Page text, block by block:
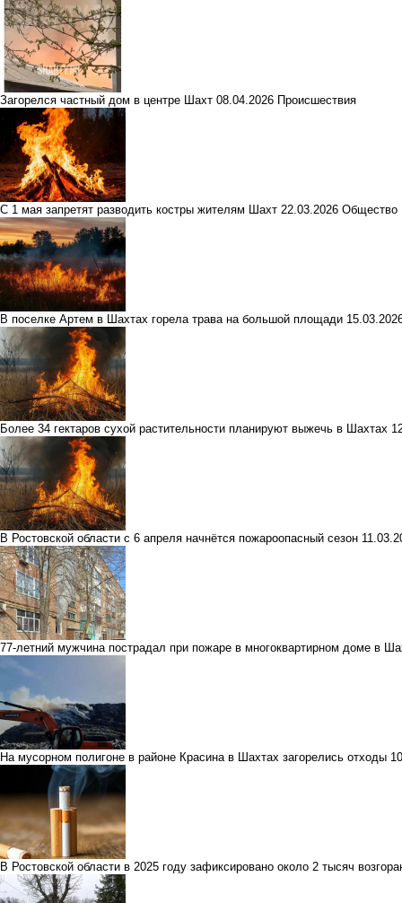
Загорелся частный дом в центре Шахт 08.04.2026 Происшествия
С 1 мая запретят разводить костры жителям Шахт 22.03.2026 Общество
В поселке Артем в Шахтах горела трава на большой площади
Более 34 гектаров сухой растительности планируют выжечь в Шахтах
В Ростовской области с 6 апреля начнётся пожароопасный сезон
77-летний мужчина пострадал при пожаре в многоквартирном доме в
На мусорном полигоне в районе Красина в Шахтах загорелись отходы
В Ростовской области в 2025 году зафиксировано около 2 тысяч